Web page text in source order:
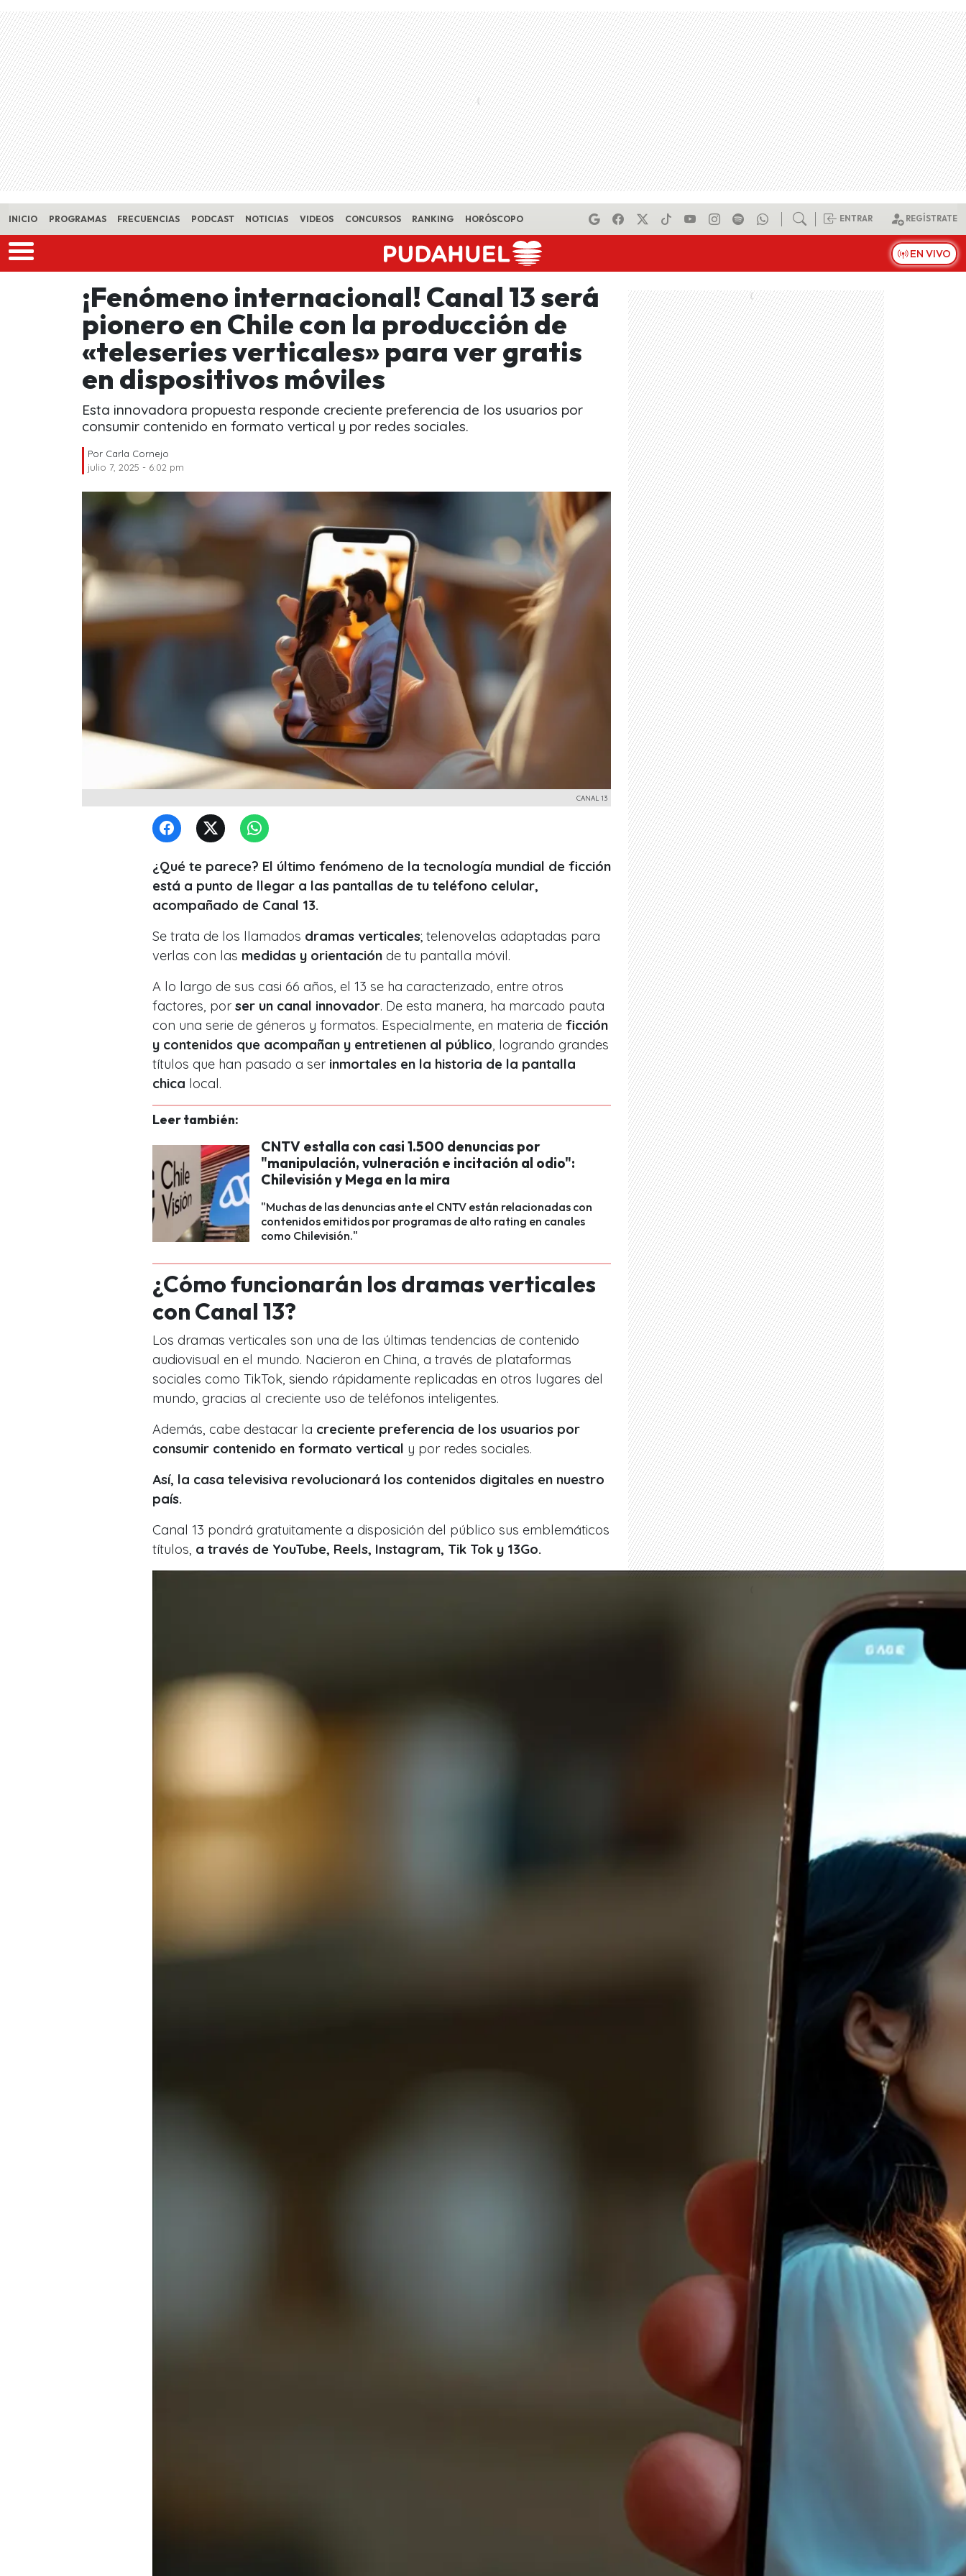
Skip to main content
INICIO PROGRAMAS FRECUENCIAS PODCAST NOTICIAS VIDEOS CONCURSOS RANKING HORÓSCOPO ENTRAR REGÍSTRATE
EN VIVO
¡Fenómeno internacional! Canal 13 será
pionero en Chile con la producción de
«teleseries verticales» para ver gratis
en dispositivos móviles
Esta innovadora propuesta responde creciente preferencia de los usuarios por
consumir contenido en formato vertical y por redes sociales.
Por Carla Cornejo
julio 7, 2025 - 6:02 pm
CANAL 13
¿Qué te parece? El último fenómeno de la tecnología mundial de ficción
está a punto de llegar a las pantallas de tu teléfono celular,
acompañado de Canal 13.
Se trata de los llamados dramas verticales; telenovelas adaptadas para
verlas con las medidas y orientación de tu pantalla móvil.
A lo largo de sus casi 66 años, el 13 se ha caracterizado, entre otros
factores, por ser un canal innovador. De esta manera, ha marcado pauta
con una serie de géneros y formatos. Especialmente, en materia de ficción
y contenidos que acompañan y entretienen al público , logrando grandes
títulos que han pasado a ser inmortales en la historia de la pantalla
chica local.
Leer también:
CNTV estalla con casi 1.500 denuncias por
"manipulación, vulneración e incitación al odio":
Chilevisión y Mega en la mira
"Muchas de las denuncias ante el CNTV están relacionadas con
contenidos emitidos por programas de alto rating en canales
como Chilevisión."
¿Cómo funcionarán los dramas verticales
con Canal 13?
Los dramas verticales son una de las últimas tendencias de contenido
audiovisual en el mundo. Nacieron en China, a través de plataformas
sociales como TikTok, siendo rápidamente replicadas en otros lugares del
mundo, gracias al creciente uso de teléfonos inteligentes.
Además, cabe destacar la creciente preferencia de los usuarios por
consumir contenido en formato vertical y por redes sociales.
Así, la casa televisiva revolucionará los contenidos digitales en nuestro
país.
Canal 13 pondrá gratuitamente a disposición del público sus emblemáticos
títulos, a través de YouTube, Reels, Instagram, Tik Tok y 13Go.